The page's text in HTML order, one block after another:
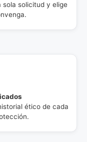
sola solicitud y elige
ético de cada